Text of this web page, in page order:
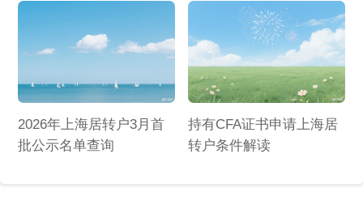
2026年上海居转户3月首
批公示名单查询
持有CFA证书申请上海居
转户条件解读